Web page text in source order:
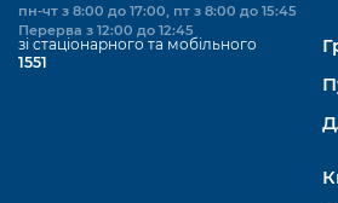
пн-чт з 8:00 до 17:00, пт з 8:00 до 15:45
Перерва з 12:00 до 12:45
зі стаціонарного та мобільного
1551